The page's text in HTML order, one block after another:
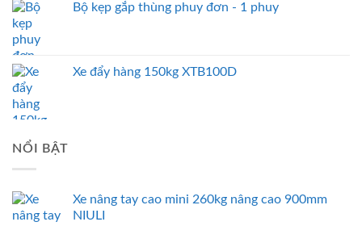
Bộ kẹp gắp thùng phuy đơn - 1 phuy
Xe đẩy hàng 150kg XTB100D
NỔI BẬT
Xe nâng tay cao mini 260kg nâng cao 900mm
NIULI